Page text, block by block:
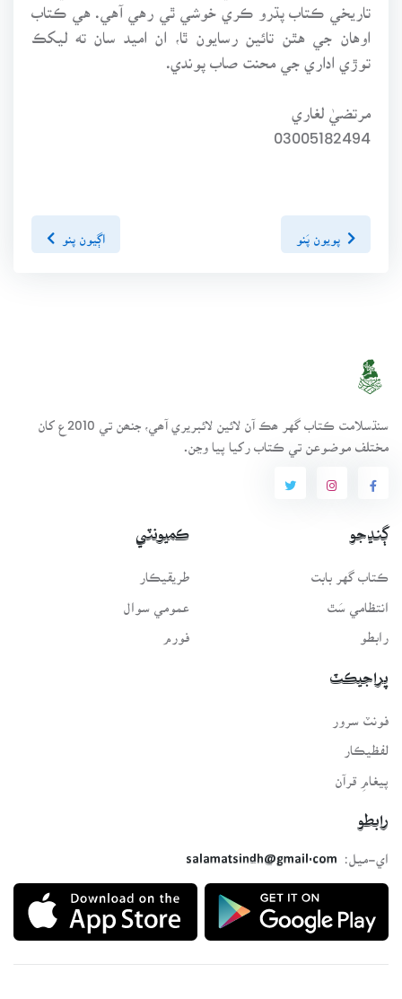
تاريخي ڪتاب پڌرو ڪري خوشي ٿي رهي آهي. هي ڪتاب
اوهان جي هٿن تائين رسايون ٿا، ان اميد سان ته ليکڪ
توڙي اداري جي محنت صاب پوندي.
مرتضيٰ لغاري
03005182494
پويون پَنو اڳيون پنو
سنڌسلامت ڪتاب گهر ھڪ آن لائين لائبريري آھي، جنھن تي 2010ع کان
مختلف موضوعن تي ڪتاب رکيا پيا وڃن.
ڳنڍجو
ڪتاب گهر بابت
انتظامي سَٿ
رابطو
ڪميونٽي
طريقيڪار
عمومي سوال
فورم
پراجيڪٽ
لفظيڪار
پيغامِ قرآن
رابطو
اي-ميل:
salamatsindh@gmail.com